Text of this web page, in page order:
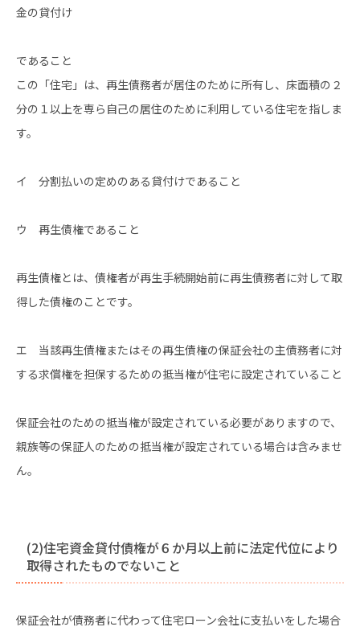
金の貸付け
であること
この「住宅」は、再生債務者が居住のために所有し、床面積の２
分の１以上を専ら自己の居住のために利用している住宅を指しま
す。
イ 分割払いの定めのある貸付けであること
ウ 再生債権であること
再生債権とは、債権者が再生手続開始前に再生債務者に対して取
得した債権のことです。
エ 当該再生債権またはその再生債権の保証会社の主債務者に対
する求償権を担保するための抵当権が住宅に設定されていること
保証会社のための抵当権が設定されている必要がありますので、
親族等の保証人のための抵当権が設定されている場合は含みませ
ん。
(2)住宅資金貸付債権が６か月以上前に法定代位により
取得されたものでないこと
保証会社が債務者に代わって住宅ローン会社に支払いをした場合